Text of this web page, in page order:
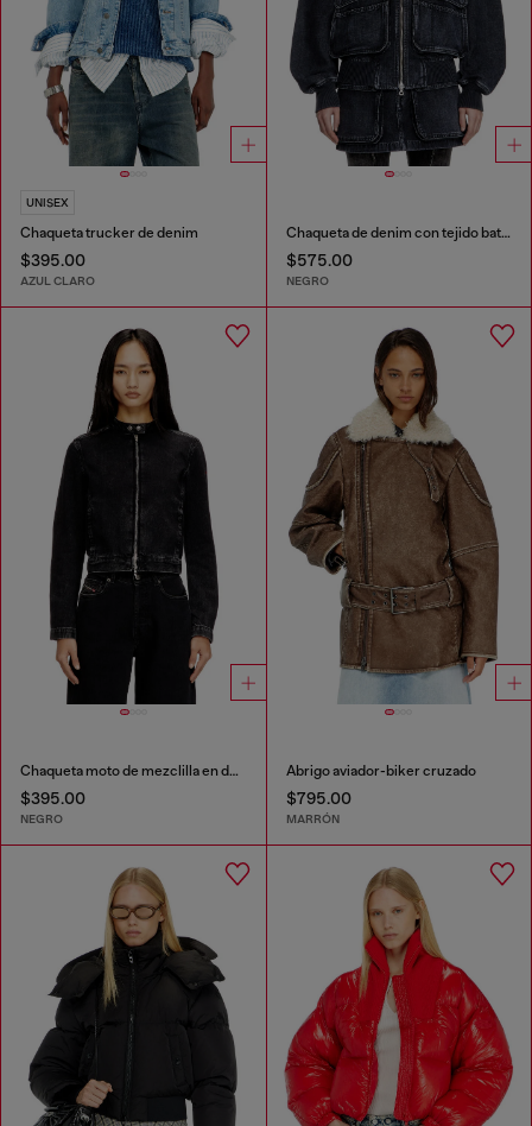
UNISEX
Chaqueta trucker de denim
$395.00
AZUL CLARO
Chaqueta de denim con tejido batavia
$575.00
NEGRO
Chaqueta moto de mezclilla en denim de lavado oscuro
$395.00
NEGRO
Abrigo aviador-biker cruzado
$795.00
MARRÓN